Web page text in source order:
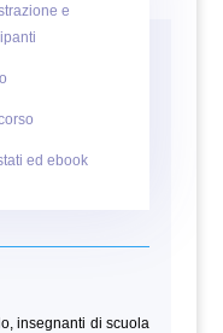
e
ed ebook
insegnanti di scuola